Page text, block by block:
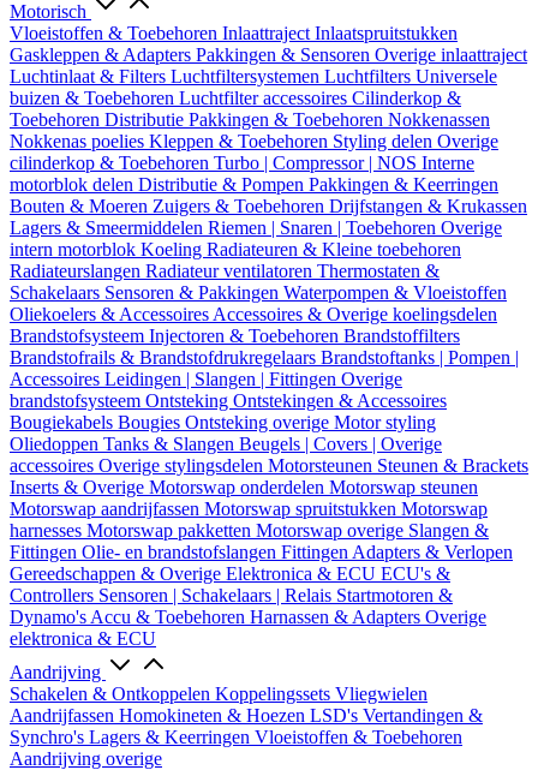
Motorisch
Vloeistoffen & Toebehoren Inlaattraject Inlaatspruitstukken
Gaskleppen & Adapters Pakkingen & Sensoren Overige inlaattraject
Luchtinlaat & Filters Luchtfiltersystemen Luchtfilters Universele
buizen & Toebehoren Luchtfilter accessoires Cilinderkop &
Toebehoren Distributie Pakkingen & Toebehoren Nokkenassen
Nokkenas poelies Kleppen & Toebehoren Styling delen Overige
cilinderkop & Toebehoren Turbo | Compressor | NOS Interne
motorblok delen Distributie & Pompen Pakkingen & Keerringen
Bouten & Moeren Zuigers & Toebehoren Drijfstangen & Krukassen
Lagers & Smeermiddelen Riemen | Snaren | Toebehoren Overige
intern motorblok Koeling Radiateuren & Kleine toebehoren
Radiateurslangen Radiateur ventilatoren Thermostaten &
Schakelaars Sensoren & Pakkingen Waterpompen & Vloeistoffen
Oliekoelers & Accessoires Accessoires & Overige koelingsdelen
Brandstofsysteem Injectoren & Toebehoren Brandstoffilters
Brandstofrails & Brandstofdrukregelaars Brandstoftanks | Pompen |
Accessoires Leidingen | Slangen | Fittingen Overige
brandstofsysteem Ontsteking Ontstekingen & Accessoires
Bougiekabels Bougies Ontsteking overige Motor styling
Oliedoppen Tanks & Slangen Beugels | Covers | Overige
accessoires Overige stylingsdelen Motorsteunen Steunen & Brackets
Inserts & Overige Motorswap onderdelen Motorswap steunen
Motorswap aandrijfassen Motorswap spruitstukken Motorswap
harnesses Motorswap pakketten Motorswap overige Slangen &
Fittingen Olie- en brandstofslangen Fittingen Adapters & Verlopen
Gereedschappen & Overige Elektronica & ECU ECU's &
Controllers Sensoren | Schakelaars | Relais Startmotoren &
Dynamo's Accu & Toebehoren Harnassen & Adapters Overige
elektronica & ECU
Aandrijving
Schakelen & Ontkoppelen Koppelingssets Vliegwielen
Aandrijfassen Homokineten & Hoezen LSD's Vertandingen &
Synchro's Lagers & Keerringen Vloeistoffen & Toebehoren
Aandrijving overige